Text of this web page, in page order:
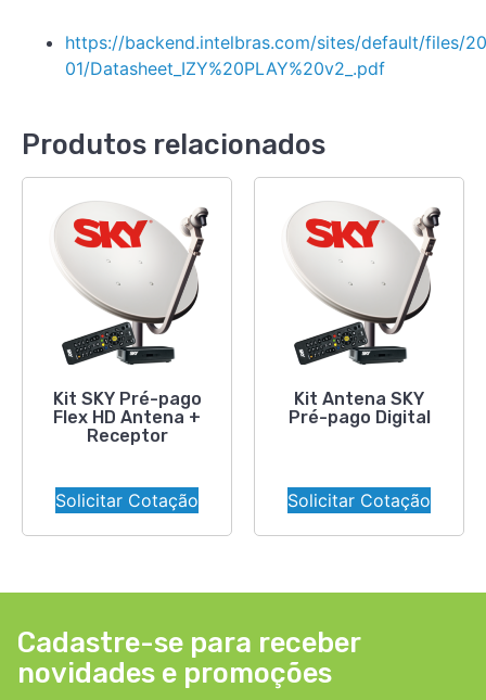
https://backend.intelbras.com/sites/default/files/
01/Datasheet_IZY%20PLAY%20v2_.pdf
Produtos relacionados
Kit SKY Pré-pago
Flex HD Antena +
Receptor
Solicitar Cotação
Kit Antena SKY
Pré-pago Digital
Solicitar Cotação
Cadastre-se para receber
novidades e promoções